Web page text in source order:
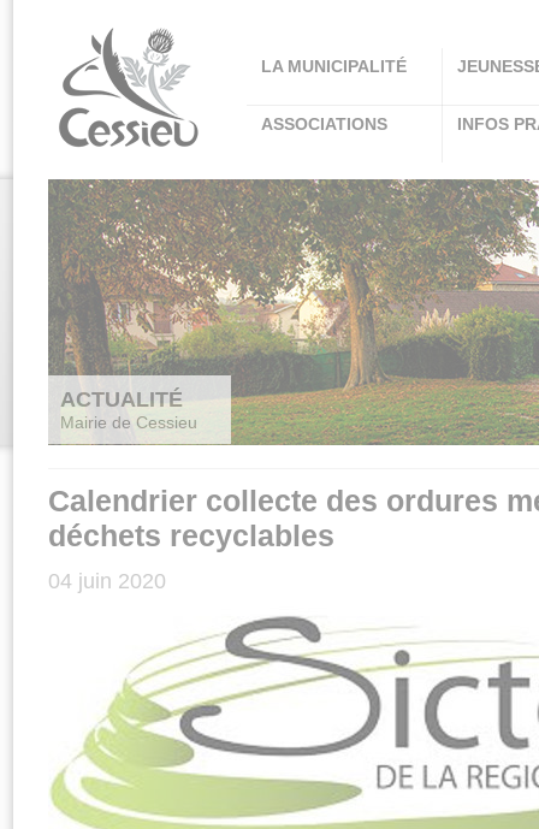
LA MUNICIPALITÉ
ASSOCIATIONS INFOS
ACTUALITÉ
Mairie de Cessieu
Calendrier collecte des ordures
déchets recyclables
04 juin 2020